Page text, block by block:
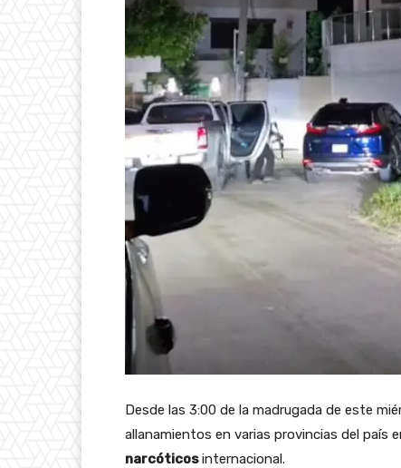
Desde las 3:00 de la madrugada de este
allanamientos en varias provincias del país
narcóticosinternacional.